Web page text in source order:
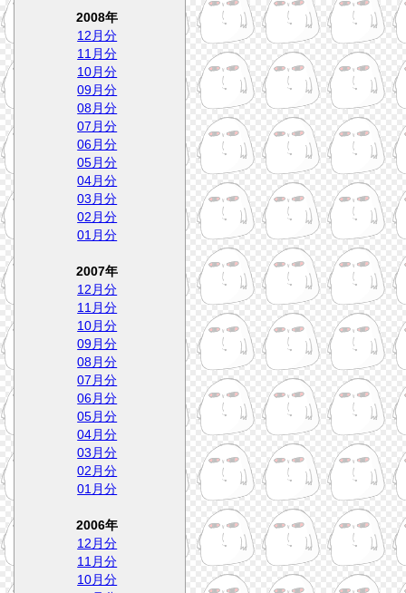
2008年
12月分
11月分
10月分
09月分
08月分
07月分
06月分
05月分
04月分
03月分
02月分
01月分
2007年
12月分
11月分
10月分
09月分
08月分
07月分
06月分
05月分
04月分
03月分
02月分
01月分
2006年
12月分
11月分
10月分